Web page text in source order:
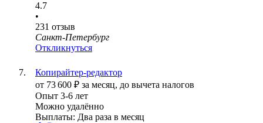
4.7
•
231 отзыв
Санкт-Петербург
Откликнуться
Копирайтер-редактор
от 73 600 ₽ за месяц, до вычета налогов
Опыт 3-6 лет
Можно удалённо
Выплаты: Два раза в месяц